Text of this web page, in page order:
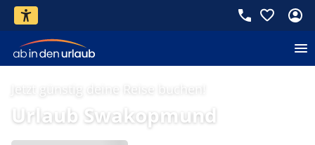
Jetzt günstig deine Reise buchen!
Urlaub Swakopmund